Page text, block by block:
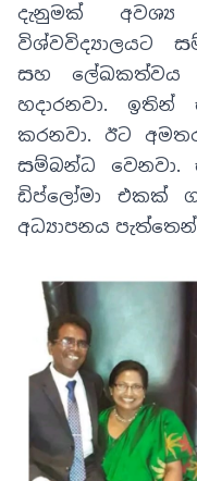
දැනුමක්
විශ්වවිද්‍යාලයට
සහ ලේඛකත්වය
හදාරනවා. ඉතින්
කරනවා. ඊට
සම්බන්ධ වෙනවා.
ඩිප්ලෝමා එකක්
අධ්‍යාපනය